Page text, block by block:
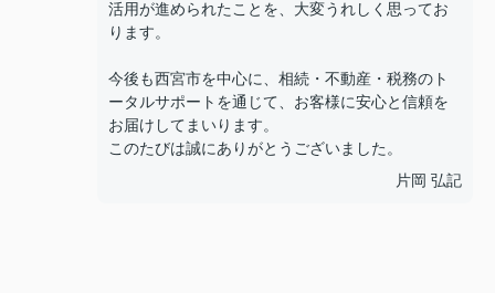
活用が進められたことを、大変うれしく思ってお
ります。
今後も西宮市を中心に、相続・不動産・税務のト
ータルサポートを通じて、お客様に安心と信頼を
お届けしてまいります。
このたびは誠にありがとうございました。
片岡 弘記